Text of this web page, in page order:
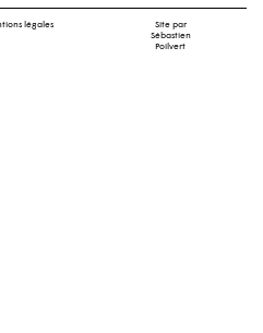
légales
Site par
Sébastien
Poilvert